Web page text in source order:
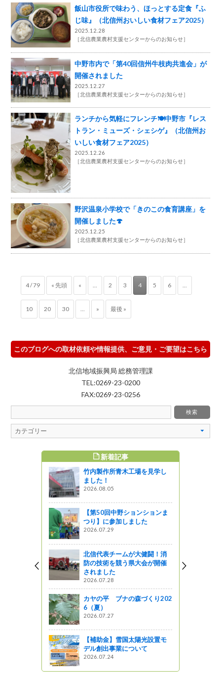
飯山市役所で味わう、ほっとする定食『ふ
じ味』（北信州おいしい食材フェア2025）
2025.12.28
［北信農業農村支援センターからのお知らせ］
中野市内で「第40回信州牛枝肉共進会」が
開催されました
2025.12.27
［北信農業農村支援センターからのお知らせ］
ランチから気軽にフレンチ🍽️中野市『レス
トラン・ミューズ・シェシゲ』（北信州お
いしい食材フェア2025）
2025.12.26
［北信農業農村支援センターからのお知らせ］
野沢温泉小学校で「きのこの食育講座」を
開催しました🍄
2025.12.25
［北信農業農村支援センターからのお知らせ］
4 / 79 « 先頭 « 2 3 4 5 6
10 20 30 » 最後 »
このブログへの取材依頼や情報提供、ご意見・ご要望はこちら
北信地域振興局 総務管理課
TEL:0269-23-0200
FAX:0269-23-0256
新着記事
竹内製作所青木工場を見学し
ました！
2026.08.05
【第50回中野ションションま
つり】に参加しました
2026.07.29
北信代表チームが大健闘！消
防の技術を競う県大会が開催
されました
2026.07.28
カヤの平 ブナの森づくり202
6（夏）
2026.07.27
【補助金】雪国太陽光設置モ
デル創出事業について
2026.07.24